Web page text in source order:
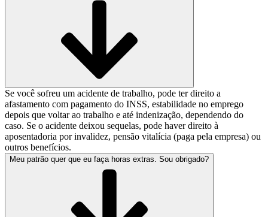
Se você sofreu um acidente de trabalho, pode ter direito a
afastamento com pagamento do INSS, estabilidade no emprego
depois que voltar ao trabalho e até indenização, dependendo do
caso. Se o acidente deixou sequelas, pode haver direito à
aposentadoria por invalidez, pensão vitalícia (paga pela empresa) ou
outros benefícios.
Meu patrão quer que eu faça horas extras. Sou obrigado?